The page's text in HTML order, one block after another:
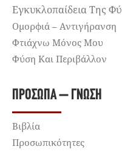
Εγκυκλοπαίδεια Της
Ομορφιά – Αντιγήρανση
Φτιάχνω Μόνος Μου
Φύση Και Περιβάλλον
ΠΡΌΣΩΠΑ – ΓΝΏΣΗ
Βιβλία
Προσωπικότητες